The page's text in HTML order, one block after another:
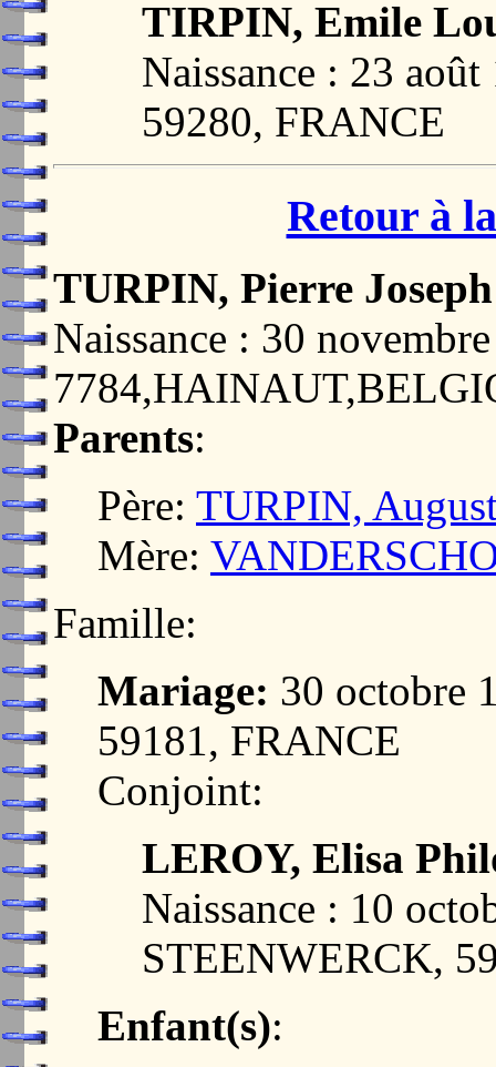
TIRPIN, Emile
Naissance : 23
59280, FRANCE
Retour à
TURPIN, Pierre Joseph
Naissance : 30
Parents:
Père: TURPIN,
Mère:
Famille:
Mariage: 30 octobre
59181, FRANCE
Conjoint:
LEROY, Elisa
Naissance : 10
STEENWERCK,
Enfant(s):